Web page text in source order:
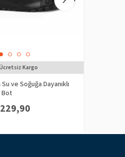
ve Soğuğa Dayanıklı
Bot
Kargo